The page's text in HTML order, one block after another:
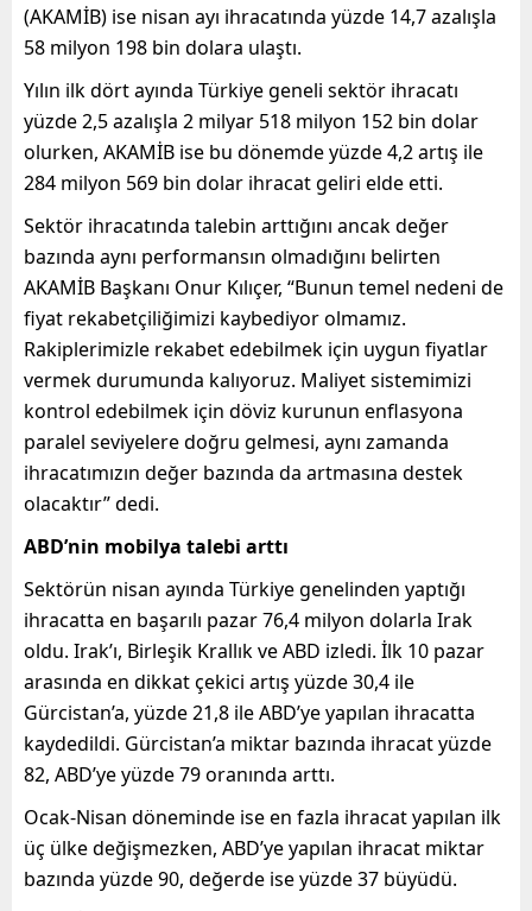
(AKAMİB) ise nisan ayı ihracatında yüzde 14,7 azalışla
58 milyon 198 bin dolara ulaştı.
Yılın ilk dört ayında Türkiye geneli sektör ihracatı
yüzde 2,5 azalışla 2 milyar 518 milyon 152 bin dolar
olurken, AKAMİB ise bu dönemde yüzde 4,2 artış ile
284 milyon 569 bin dolar ihracat geliri elde etti.
Sektör ihracatında talebin arttığını ancak değer
bazında aynı performansın olmadığını belirten
AKAMİB Başkanı Onur Kılıçer, “Bunun temel nedeni de
fiyat rekabetçiliğimizi kaybediyor olmamız.
Rakiplerimizle rekabet edebilmek için uygun fiyatlar
vermek durumunda kalıyoruz. Maliyet sistemimizi
kontrol edebilmek için döviz kurunun enflasyona
paralel seviyelere doğru gelmesi, aynı zamanda
ihracatımızın değer bazında da artmasına destek
olacaktır” dedi.
ABD’nin mobilya talebi arttı
Sektörün nisan ayında Türkiye genelinden yaptığı
ihracatta en başarılı pazar 76,4 milyon dolarla Irak
oldu. Irak’ı, Birleşik Krallık ve ABD izledi. İlk 10 pazar
arasında en dikkat çekici artış yüzde 30,4 ile
Gürcistan’a, yüzde 21,8 ile ABD’ye yapılan ihracatta
kaydedildi. Gürcistan’a miktar bazında ihracat yüzde
82, ABD’ye yüzde 79 oranında arttı.
Ocak-Nisan döneminde ise en fazla ihracat yapılan ilk
üç ülke değişmezken, ABD’ye yapılan ihracat miktar
bazında yüzde 90, değerde ise yüzde 37 büyüdü.